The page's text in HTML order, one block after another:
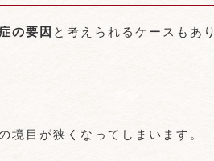
の要因 と考えられるケースもあり
境目が狭くなってしまいます。